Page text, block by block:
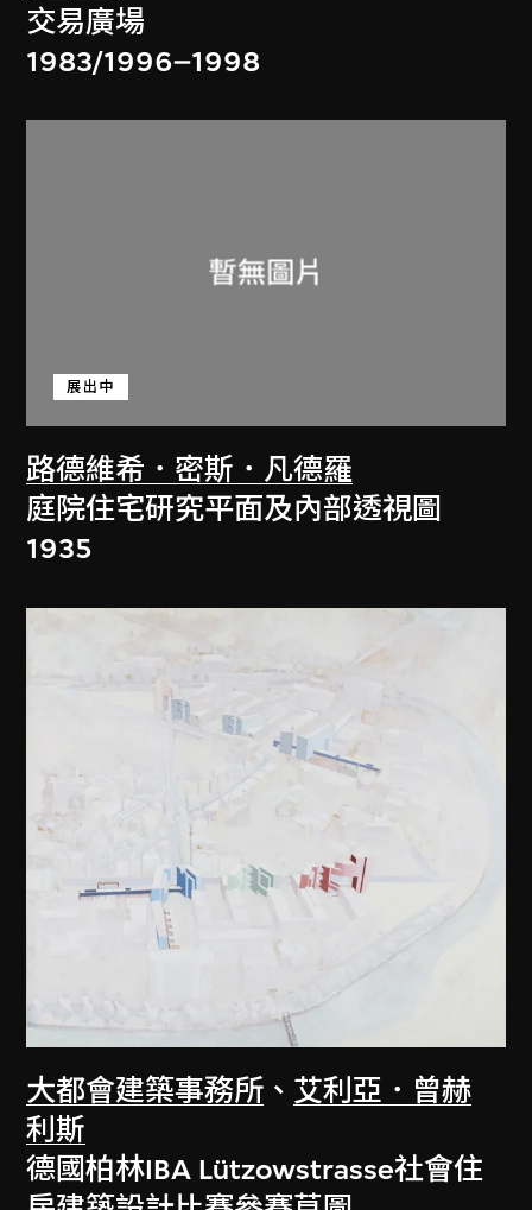
交易廣場
1983/1996–1998
路德維希．密斯．凡德羅
展出中
庭院住宅研究平面及內部透視圖
1935
大都會建築事務所 、 艾利亞．曾赫
利斯
德國柏林IBA Lützowstrasse社會住